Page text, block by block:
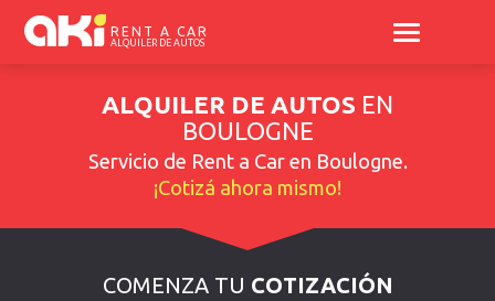
ALQUILER DE AUTOS
RENT A CAR
ALQUILER DE AUTOS EN
BOULOGNE
Servicio de Rent a Car en Boulogne.
¡Cotizá ahora mismo!
COMENZA TU COTIZACIÓN